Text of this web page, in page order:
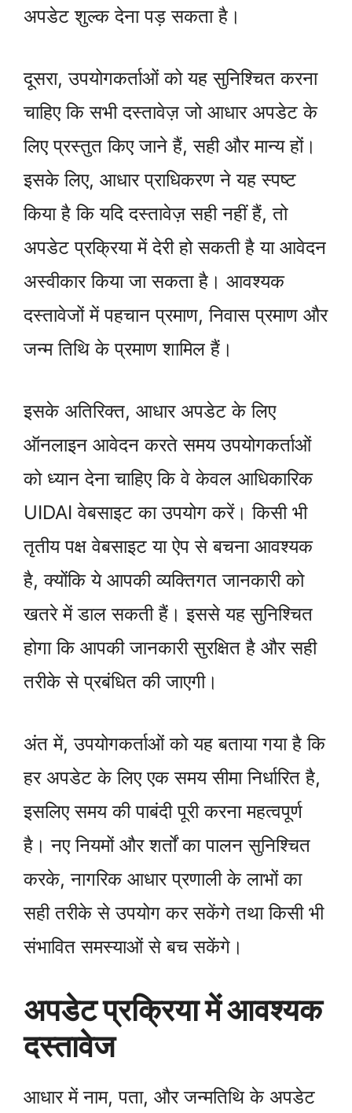
अपडेट शुल्क देना पड़ सकता है।
दूसरा, उपयोगकर्ताओं को यह सुनिश्चित करना
चाहिए कि सभी दस्तावेज़ जो आधार अपडेट के
लिए प्रस्तुत किए जाने हैं, सही और मान्य हों।
इसके लिए, आधार प्राधिकरण ने यह स्पष्ट
किया है कि यदि दस्तावेज़ सही नहीं हैं, तो
अपडेट प्रक्रिया में देरी हो सकती है या आवेदन
अस्वीकार किया जा सकता है। आवश्यक
दस्तावेजों में पहचान प्रमाण, निवास प्रमाण और
जन्म तिथि के प्रमाण शामिल हैं।
इसके अतिरिक्त, आधार अपडेट के लिए
ऑनलाइन आवेदन करते समय उपयोगकर्ताओं
को ध्यान देना चाहिए कि वे केवल आधिकारिक
UIDAI वेबसाइट का उपयोग करें। किसी भी
तृतीय पक्ष वेबसाइट या ऐप से बचना आवश्यक
है, क्योंकि ये आपकी व्यक्तिगत जानकारी को
खतरे में डाल सकती हैं। इससे यह सुनिश्चित
होगा कि आपकी जानकारी सुरक्षित है और सही
तरीके से प्रबंधित की जाएगी।
अंत में, उपयोगकर्ताओं को यह बताया गया है कि
हर अपडेट के लिए एक समय सीमा निर्धारित है,
इसलिए समय की पाबंदी पूरी करना महत्वपूर्ण
है। नए नियमों और शर्तों का पालन सुनिश्चित
करके, नागरिक आधार प्रणाली के लाभों का
सही तरीके से उपयोग कर सकेंगे तथा किसी भी
संभावित समस्याओं से बच सकेंगे।
अपडेट प्रक्रिया में आवश्यक
दस्तावेज
आधार में नाम, पता, और जन्मतिथि के अपडेट